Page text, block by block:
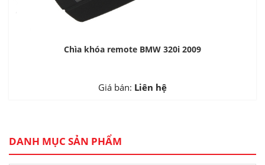
Chìa khóa remote BMW 320i 2009
Giá bán: Liên hệ
DANH MỤC SẢN PHẨM